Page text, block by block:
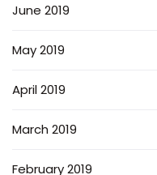
June 2019
May 2019
April 2019
March 2019
February 2019